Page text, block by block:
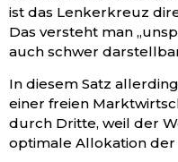
ist das Lenkerkreuz
Das versteht man
auch schwer
In diesem Satz
einer freien
durch Dritte, weil der
optimale Allokation